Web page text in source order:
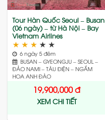
Tour Hàn Quốc Seoul – Busan
(06 ngày) – từ Hà Nội – Bay
Vietnam Airlines
★ ★ ★ ★ ★
6 ngày 5 đêm
BUSAN – GYEONGJU – SEOUL –
ĐẢO NAMI – TÀU ĐIỆN – NGẮM
HOA ANH ĐÀO
19,900,000đ
XEM CHI TIẾT